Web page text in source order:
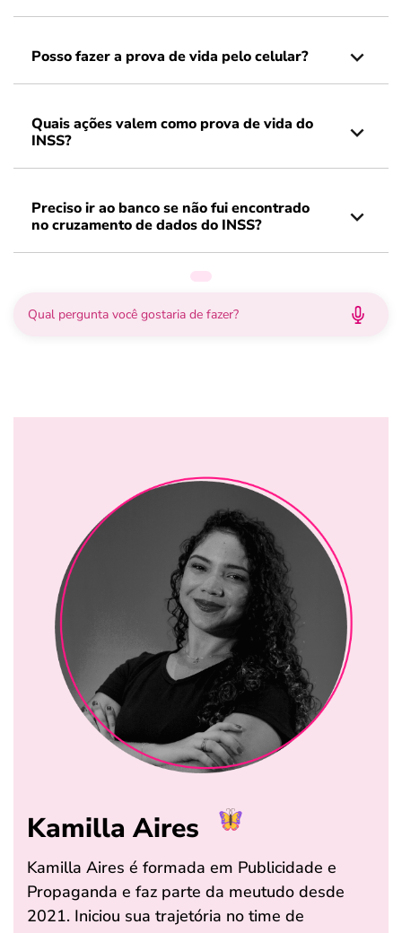
Posso fazer a prova de vida pelo celular?
Quais ações valem como prova de vida do
INSS?
Preciso ir ao banco se não fui encontrado
no cruzamento de dados do INSS?
Kamilla Aires
Kamilla Aires é formada em Publicidade e
Propaganda e faz parte da meutudo desde
2021. Iniciou sua trajetória no time de